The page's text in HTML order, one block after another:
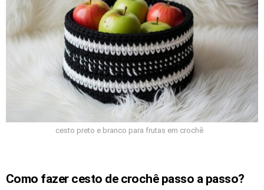
cesto preto e branco para frutas em crochê
Como fazer cesto de crochê passo a passo?